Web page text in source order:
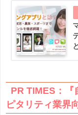
PR TIMES：『
ピタリティ業界